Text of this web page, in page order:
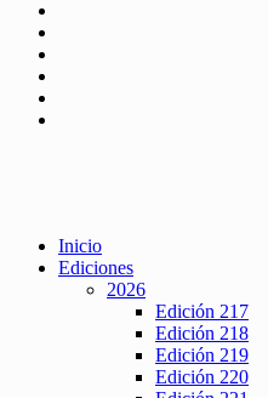
Inicio
Ediciones
2026
Edición 217
Edición 218
Edición 219
Edición 220